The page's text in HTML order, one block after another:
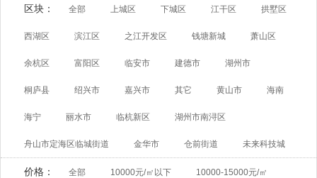
区块： 全部 上城区 下城区 江干区 拱墅区
西湖区 滨江区 之江开发区 钱塘新城 萧山区
余杭区 富阳区 临安市 建德市 湖州市
桐庐县 绍兴市 嘉兴市 其它 黄山市 海南
海宁 丽水市 临杭新区 湖州市南浔区
舟山市定海区临城街道 金华市 仓前街道 未来科技城
价格： 全部 10000元/㎡以下 10000-15000元/㎡